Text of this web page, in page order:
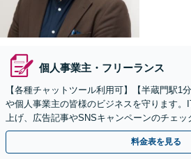
個人事業主・フリーランス
【各種チャットツール利用可】【半蔵門駅1
や個人事業主の皆様のビジネスを守ります。
上げ、広告記事やSNSキャンペーンのチェッ
ます。配信者特有の悩みにも対応します。
料金表を見る